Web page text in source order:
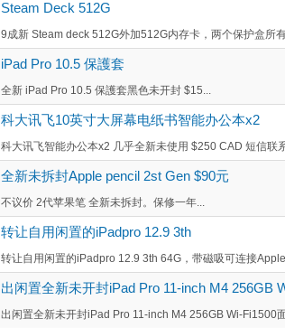
Steam Deck 512G
9成新 Steam deck 512G外加512G内存卡，两个保护盒所
iPad Pro 10.5 保護套
全新 iPad Pro 10.5 保護套黑色未开封 $15...
科大讯飞10英寸大屏幕电纸书智能办公本x2
科大讯飞智能办公本x2 几乎全新未使用 $250 CAD 短信联系
全新未拆封Apple pencil 2st Gen $90元
不议价 2代苹果笔 全新未拆封。保修一年...
转让自用闲置的iPadpro 12.9 3th
转让自用闲置的iPadpro 12.9 3th 64G，带磁吸可连接Apple
出闲置全新未开封iPad Pro 11-inch M4 256GB
出闲置全新未开封iPad Pro 11-inch M4 256GB Wi-Fi1500面